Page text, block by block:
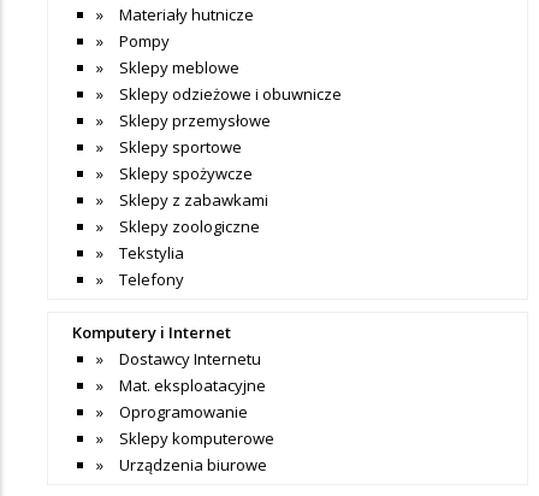
Materiały hutnicze
Pompy
Sklepy meblowe
Sklepy odzieżowe i obuwnicze
Sklepy przemysłowe
Sklepy sportowe
Sklepy spożywcze
Sklepy z zabawkami
Sklepy zoologiczne
Tekstylia
Telefony
Komputery i Internet
Dostawcy Internetu
Mat. eksploatacyjne
Oprogramowanie
Sklepy komputerowe
Urządzenia biurowe